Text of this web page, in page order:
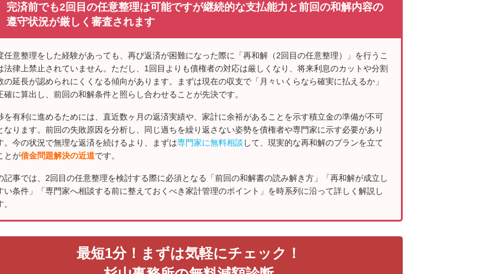
完済前でも2回目の任意整理は可能ですが継続的な支払能力と前回の和解内容の
遵守状況が厳しく審査されます
任意整理をした経験があっても、再び返済が困難になった際に「再和解（2回目の任意整理）」を行うこ
法律上禁止されていません。ただし、1回目よりも債権者の対応は厳しくなり、将来利息のカットや分割
の延長が認められにくくなる傾向があります。まずは現在の収支で「月々いくらなら確実に払えるか」
確に算出し、前回の和解条件と照らし合わせることが先決です。
を有利に進めるためには、直近数ヶ月の返済実績や、家計に余裕があることを示す積立金の準備が不可
なります。前回の失敗原因を分析し、同じ過ちを繰り返さない姿勢を債権者や専門家に示す必要があり
。今の状況で無理な返済を続けるより、まずは専門家に無料相談 して、現実的な再和解のプランを立て
とが借金問題解決の近道です。
記事では、2回目の任意整理を検討する際に必須となる「前回の和解書の読み解き方」「再和解が成立し
い条件」「専門家へ相談する前に整えておくべき家計管理のポイント」を時系列に沿って詳しく解説し
。
最短1分！まずは気軽にチェック！